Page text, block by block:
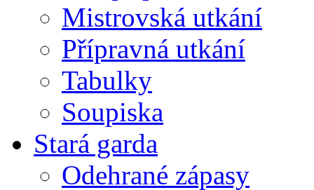
Mistrovská utkání
Přípravná utkání
Tabulky
Soupiska
Stará garda
Odehrané zápasy